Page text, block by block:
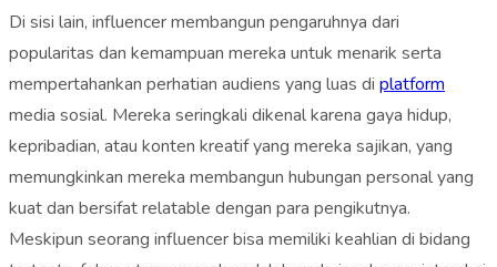
Di sisi lain, influencer membangun pengaruhnya dari
popularitas dan kemampuan mereka untuk menarik serta
mempertahankan perhatian audiens yang luas di platform
media sosial. Mereka seringkali dikenal karena gaya hidup,
kepribadian, atau konten kreatif yang mereka sajikan, yang
memungkinkan mereka membangun hubungan personal yang
kuat dan bersifat relatable dengan para pengikutnya.
Meskipun seorang influencer bisa memiliki keahlian di bidang